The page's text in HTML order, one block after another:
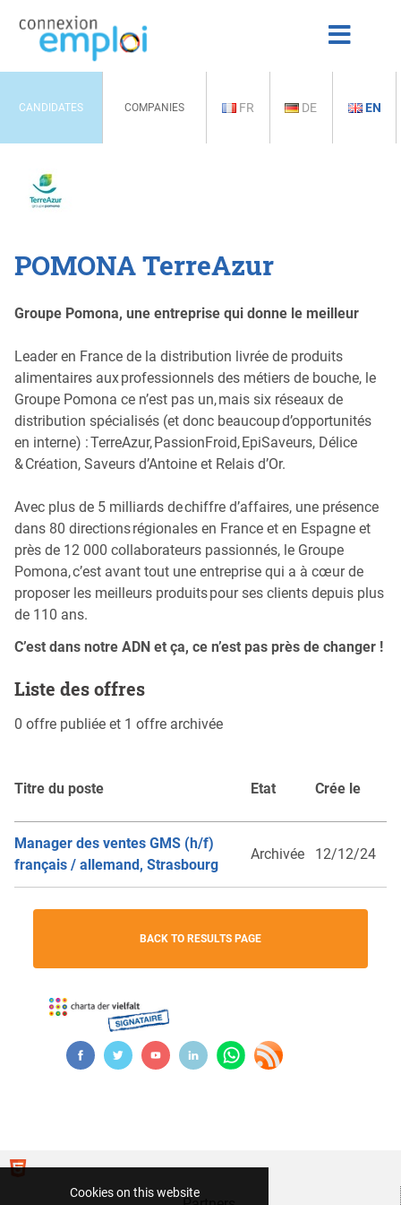
CANDIDATES COMPANIES FR DE EN
POMONA TerreAzur
Groupe Pomona, une entreprise qui donne le meilleur
Leader en France de la distribution livrée de produits
alimentaires aux professionnels des métiers de bouche, le
Groupe Pomona ce n’est pas un, mais six réseaux de
distribution spécialisés (et donc beaucoup d’opportunités
en interne) : TerreAzur, PassionFroid, EpiSaveurs, Délice
& Création, Saveurs d’Antoine et Relais d’Or. ​
Avec plus de 5 milliards de chiffre d’affaires, une présence
dans 80 directions régionales en France et en Espagne et
près de 12 000 collaborateurs passionnés, le Groupe
Pomona, c’est avant tout une entreprise qui a à cœur de
proposer les meilleurs produits pour ses clients depuis plus
de 110 ans.
C’est dans notre ADN et ça, ce n’est pas près de changer !
Liste des offres
0 offre publiée et 1 offre archivée
Titre du poste Etat Crée le
Manager des ventes GMS (h/f)
français / allemand, Strasbourg
Archivée 12/12/24
BACK TO RESULTS PAGE
Cookies on this website